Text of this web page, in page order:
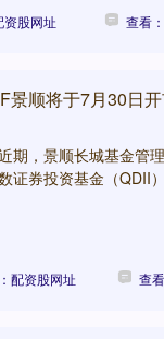
股网址 查看
景顺将于7月30日
期，景顺长城基金管
证券投资基金（QDII
配资股网址 查